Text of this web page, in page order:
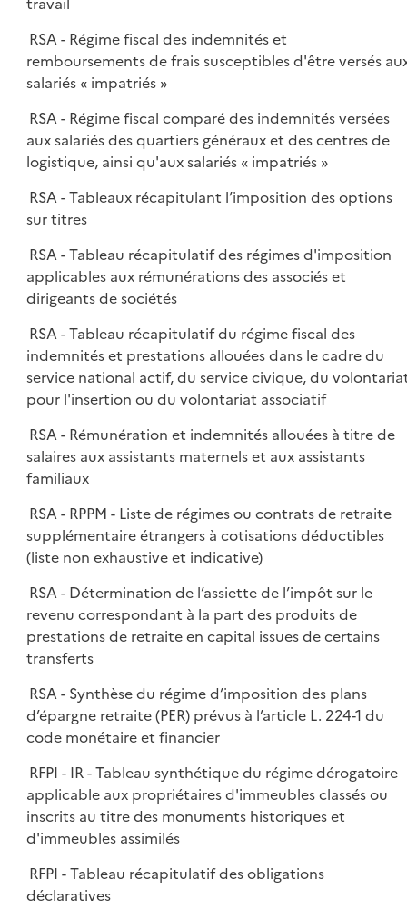
RSA - Régime fiscal des indemnités et
remboursements de frais susceptibles d'être versés
salariés « impatriés »
RSA - Régime fiscal comparé des indemnités versées
aux salariés des quartiers généraux et des centres de
logistique, ainsi qu'aux salariés « impatriés »
RSA - Tableaux récapitulant l’imposition des options
sur titres
RSA - Tableau récapitulatif des régimes d'imposition
applicables aux rémunérations des associés et
dirigeants de sociétés
RSA - Tableau récapitulatif du régime fiscal des
indemnités et prestations allouées dans le cadre du
service national actif, du service civique, du
pour l'insertion ou du volontariat associatif
RSA - Rémunération et indemnités allouées à titre de
salaires aux assistants maternels et aux assistants
familiaux
RSA - RPPM - Liste de régimes ou contrats de retraite
supplémentaire étrangers à cotisations déductibles
(liste non exhaustive et indicative)
RSA - Détermination de l’assiette de l’impôt sur le
revenu correspondant à la part des produits de
prestations de retraite en capital issues de certains
transferts
RSA - Synthèse du régime d’imposition des plans
d’épargne retraite (PER) prévus à l’article L. 224-1 du
code monétaire et financier
RFPI - IR - Tableau synthétique du régime dérogatoire
applicable aux propriétaires d'immeubles classés ou
inscrits au titre des monuments historiques et
d'immeubles assimilés
RFPI - Tableau récapitulatif des obligations
déclaratives